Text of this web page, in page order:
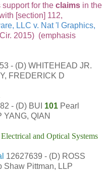
for the claims in the
[section] 112,
LLC v. Nat 'l Graphics,
2015) (emphasis
- (D) WHITEHEAD JR.
FREDERICK D
- (D) BUI 101 Pearl
YANG, QIAN
and Optical Systems
12627639 - (D) ROSS
Shaw Pittman, LLP